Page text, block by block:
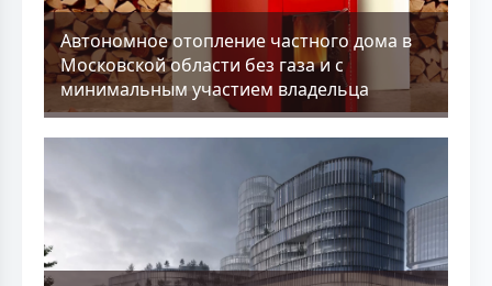
Aвтономное отопление частного дома в
Московской области без газа и с
минимальным участием владельца